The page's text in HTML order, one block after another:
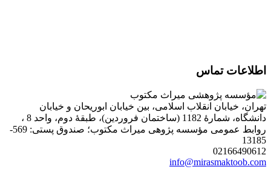
اطلاعات تماس
تهران، خیابان انقلاب اسلامی، بین خیابان ابوریحان و خیابان
دانشگاه، شمارۀ 1182 (ساختمان فروردین)، طبقۀ دوم، واحد 8 ،
روابط عمومی مؤسسه پژوهی میراث مکتوب؛ صندوق پستی: 569-
13185
02166490612
info@mirasmaktoob.com